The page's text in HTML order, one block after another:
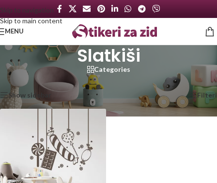
Skip to navigation
Skip to main content
MENU
Slatkiši
Categories
Početna
Proizvod označen „Slatkiši“ Prikazan jedan rezultat
Show sidebar Filteri